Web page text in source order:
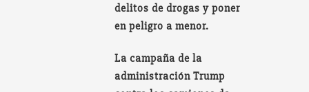
delitos de drogas y poner
en peligro a menor.
La campaña de la
administración Trump